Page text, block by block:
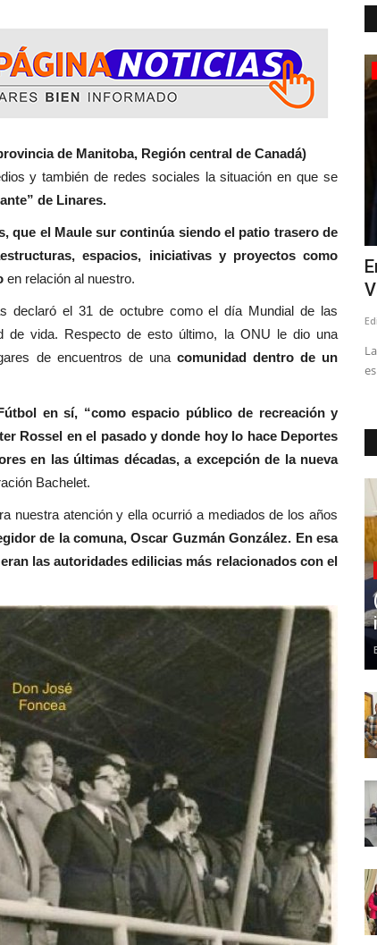
de Manitoba, Región central de Canadá)
y también de redes sociales la situación en que se
de Linares.
que el Maule sur continúa siendo el patio trasero de
espacios, iniciativas y proyectos como
en relación al nuestro.
declaró el 31 de octubre como el día Mundial de las
de vida. Respecto de esto último, la ONU le dio una
de encuentros de una comunidad dentro de un
en sí, “como espacio público de recreación y
Rossel en el pasado ydonde hoy lo hace Deportes
en las últimas décadas, a excepción de la nueva
Bachelet.
nuestra atención y ella ocurrió a mediados de los años
de la comuna, Oscar Guzmán González. En esa
las autoridades edilicias más relacionados con el
a
Deporte
Joven linarense brilla en el
International Cheers Union...
Katia Fuentes Orrego, es parte del equipo de Danza de la UC.